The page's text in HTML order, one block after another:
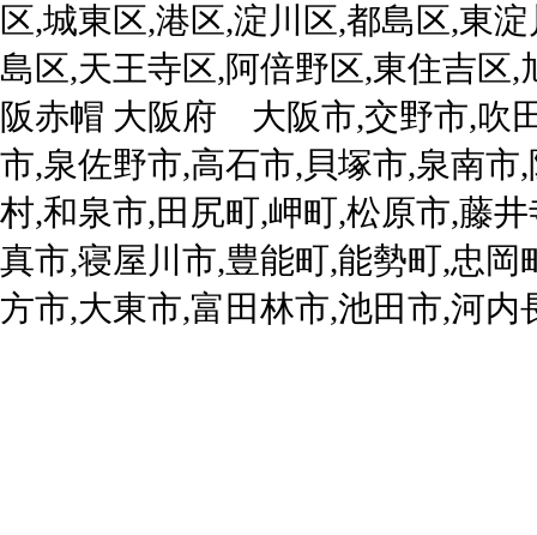
区,城東区,港区,淀川区,都島区,東
島区,天王寺区,阿倍野区,東住吉区
阪赤帽 大阪府 大阪市,交野市,吹
市,泉佐野市,高石市,貝塚市,泉南
村,和泉市,田尻町,岬町,松原市,藤
真市,寝屋川市,豊能町,能勢町,忠
方市,大東市,富田林市,池田市,河